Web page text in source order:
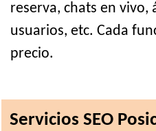
reserva, chats en vivo,
usuarios, etc. Cada
precio.
Servicios SEO